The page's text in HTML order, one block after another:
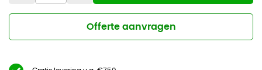
Offerte aanvragen